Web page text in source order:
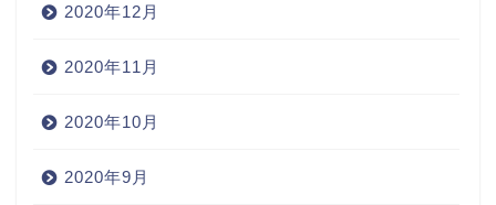
2020年12月
2020年11月
2020年10月
2020年9月